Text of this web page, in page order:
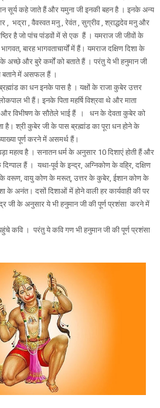
सूर्य कहे जाते हैं और यमुना जी इनकी बहन है । इनके अन्य
, भद्रा , वैवस्वत मनु , रेवंत , सुग्रीव , श्राद्धदेव मनु और
है जो पांच पांडवों में से एक हैं । यमराज जी जीवों के
बारह भागवताचार्यों में हैं। यमराज दक्षिण दिशा के
अच्छे और बुरे कर्मों को बताते हैं । परंतु ये भी हनुमान जी
बताने में असफल हैं ।
का धन इनके पास है । यक्षों के राजा कुबेर उत्तर
भी हैं। इनके पिता महर्षि विश्रवा थे और माता
और विभीषण के सौतेले भाई हैं । धन के देवता कुबेर को
है। श्री कुबेर जी के पास ब्रह्मांड का पूरा धन होने के
पूर्ण करने में असमर्थ हैं।
महत्व है । सनातन धर्म के अनुसार 10 दिशाएं होती हैं और
हैं । यथा-पूर्व के इन्द्र, अग्निकोण के वह्रि, दक्षिण
वायु कोण के मरूत्, उत्तर के कुबेर, ईशान कोण के
के अनंत। दसों दिशाओं में होने वाली हर कार्यवाही की पर
जी के अनुसार ये भी हनुमान जी की पूर्ण प्रशंसा करने में
कवि । परंतु ये कवि गण भी हनुमान जी की पूर्ण प्रशंसा